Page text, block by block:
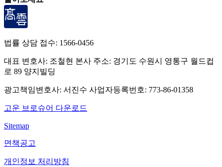
법률 상담 접수: 1566-0456
대표 변호사: 조철현 본사 주소: 경기도 수원시 영통구 월드컵
로 89 양지빌딩
광고책임변호사: 서진수 사업자등록번호: 773-86-01358
고운 브로슈어 다운로드
Sitemap
면책공고
개인정보 처리방침